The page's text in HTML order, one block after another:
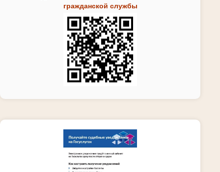
гражданской службы